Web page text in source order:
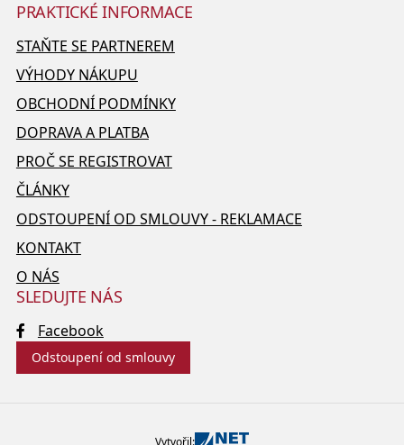
PRAKTICKÉ INFORMACE
STAŇTE SE PARTNEREM
VÝHODY NÁKUPU
OBCHODNÍ PODMÍNKY
DOPRAVA A PLATBA
PROČ SE REGISTROVAT
ČLÁNKY
ODSTOUPENÍ OD SMLOUVY - REKLAMACE
KONTAKT
O NÁS
SLEDUJTE NÁS
Facebook
Odstoupení od smlouvy
Vytvořil: